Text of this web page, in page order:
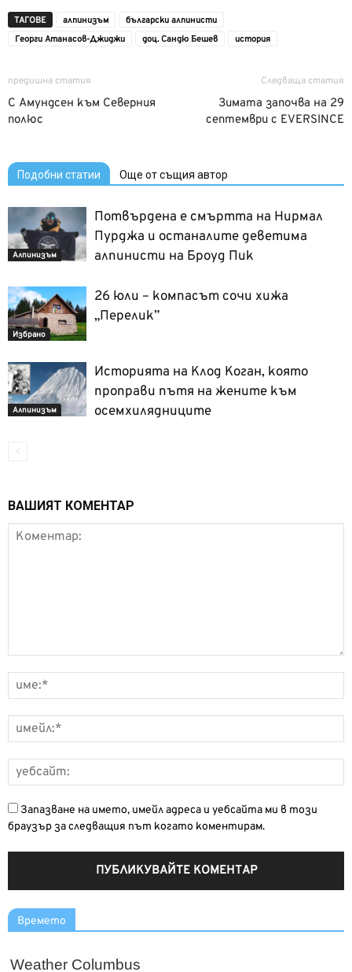
ТАГОВЕ алпинизъм
български алпинисти
Георги Атанасов-Джиджи
доц. Сандю Бешев история
предишна статия
С Амундсен към Северния
полюс
Следваща статия
Зимата започва на 29
септември с EVERSINCE
Подобни статии Още от същия автор
Алпинизъм
Потвърдена е смъртта на Нирмал
Пурджа и останалите деветима
алпинисти на Броуд Пик
Избрано
26 юли – компасът сочи хижа
„Перелик”
Алпинизъм
Историята на Клод Коган, която
проправи пътя на жените към
осемхилядниците
ВАШИЯТ КОМЕНТАР
Запазване на името, имейл адреса и уебсайта ми в този
браузър за следващия път когато коментирам.
Времето